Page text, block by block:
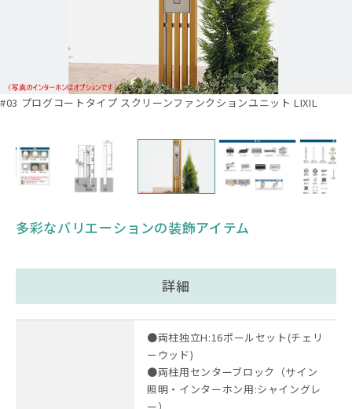
#03 プログコートタイプ スクリーンファンクションユニット LIXIL
多彩なバリエーションの装飾アイテム
詳細
●両柱独立H:16ポールセット(チェリ
ーウッド)
●両柱用センターブロック（サイン
照明・インターホン用:シャイングレ